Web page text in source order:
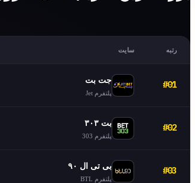
رتبه سایت
#01 جت بت
پلتفرم Jet
#02 بت ۳۰۳
پلتفرم 303
#03 بی تی ال ۹۰
پلتفرم BTL